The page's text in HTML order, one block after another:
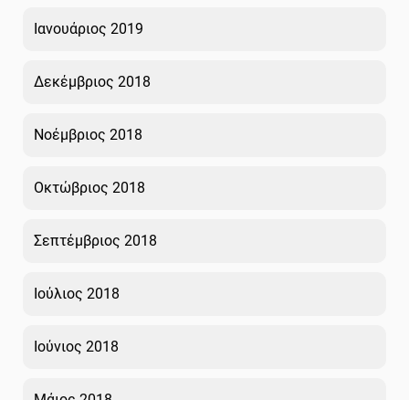
Ιανουάριος 2019
Δεκέμβριος 2018
Νοέμβριος 2018
Οκτώβριος 2018
Σεπτέμβριος 2018
Ιούλιος 2018
Ιούνιος 2018